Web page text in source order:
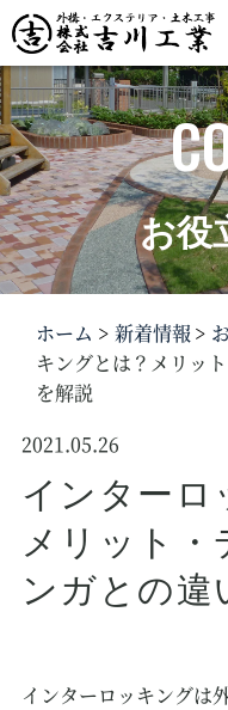
お役
ホーム 新着情報
キングとは？メリッ
を解説
2021.05.26
インターロ
メリット
ンガとの違
インターロッキングは